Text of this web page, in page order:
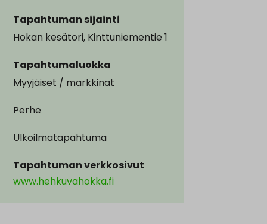
Tapahtuman sijainti
Hokan kesätori, Kinttuniementie 1
Tapahtumaluokka
Myyjäiset / markkinat
Perhe
Ulkoilmatapahtuma
Tapahtuman verkkosivut
www.hehkuvahokka.fi